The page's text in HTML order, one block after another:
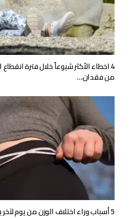
4 اخطاء الأكثر شيوعاً خلال فترة
من فقدان…
5 أسباب وراء اختلاف الوزن من يوم لآخر بحسب أخصائية التغذية